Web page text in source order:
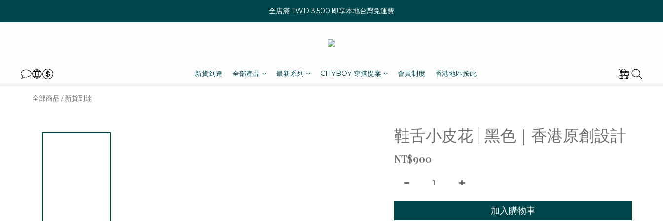
全店滿 TWD 3,500 即享本地台灣免運費
新貨到達 全部產品 最新系列 CITYBOY 穿搭提案 會員制度 香港地區按此
全部商品 /新貨到達
鞋舌小皮花 | 黑色｜香港原創設計
NT$900
加入購物車